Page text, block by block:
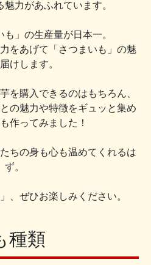
力があふれています。
」の生産量が日本一。
をあげて「さつまいも」の魅
けします。
を購入できるのはもちろん、
の魅力や特徴をギュッと集め
作ってみました！
ちの身も心も温めてくれるは
ず。
、ぜひお楽しみください。
種類